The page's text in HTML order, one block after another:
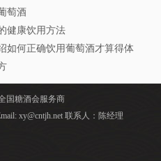
萄酒
健康饮用方法
如何正确饮用葡萄酒才算得体
国糖酒会服务商
xy@cntjh.net 联系人：陈经理